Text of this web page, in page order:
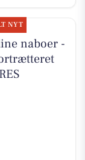
NYT
naboer -